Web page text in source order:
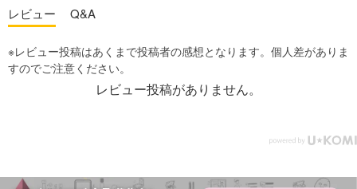
レビュー Q&A
レビュー投稿がありません。